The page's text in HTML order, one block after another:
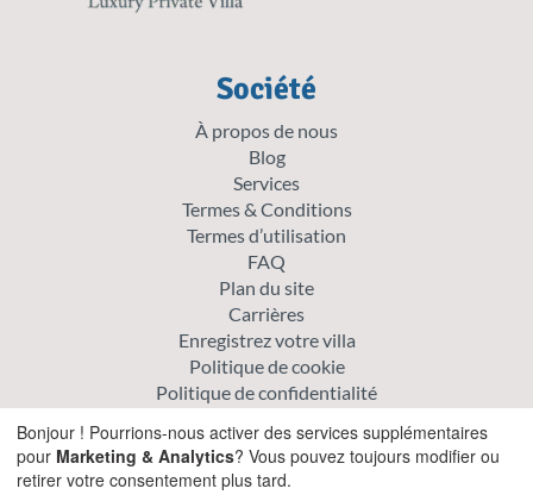
Société
À propos de nous
Blog
Services
Termes & Conditions
Termes d’utilisation
FAQ
Plan du site
Carrières
Enregistrez votre villa
Politique de cookie
Politique de confidentialité
Explorer
Offre spéciale villas
Bonjour ! Pourrions-nous activer des services supplémentaires
pour Marketing & Analytics? Vous pouvez toujours modifier ou
retirer votre consentement plus tard.